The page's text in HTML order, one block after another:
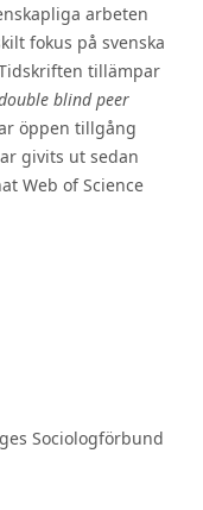
arbeten
fokus på svenska
tillämpar
blind peer
öppen tillgång
givits ut sedan
Web of Science
Sociologförbund